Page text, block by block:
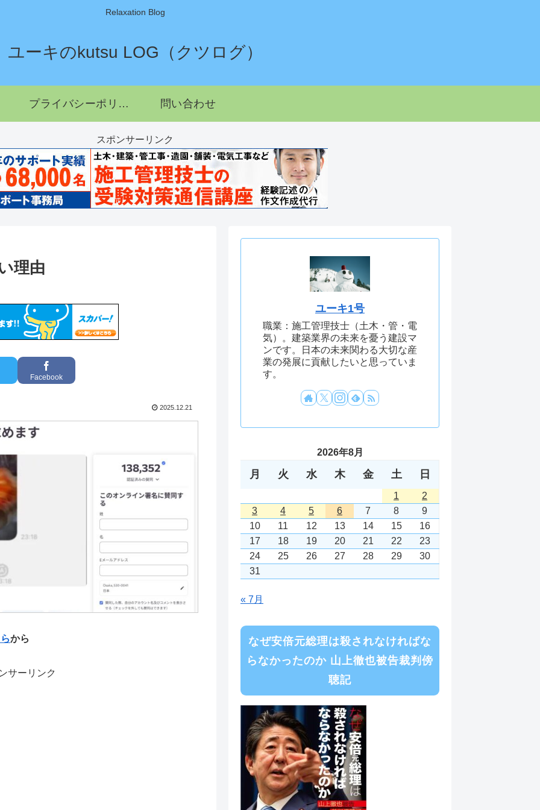
Relaxation Blog
ユーキのkutsu LOG（クツログ）
プライバシーポリシー 問い合わせ
スポンサーリンク
理由
Facebook
2025.12.21
から
サーリンク
ユーキ1号
職業：施工管理技士（土木・管・電
気）。建築業界の未来を憂う建設マ
ンです。日本の未来関わる大切な産
業の発展に貢献したいと思っていま
す。
2026年8月
月 火 水 木 金 土 日
1
2
3
4 5 6 7 8
9
10
11 12 13 14 15
16
17
18 19 20 21 22
23
24
25 26 27 28 29
30
31
« 7月
なぜ安倍元総理は殺されなければな
らなかったのか 山上徹也被告裁判傍
聴記